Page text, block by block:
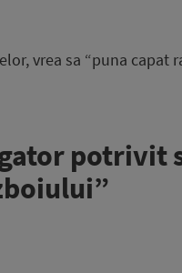
vrea sa “puna capat
potrivit